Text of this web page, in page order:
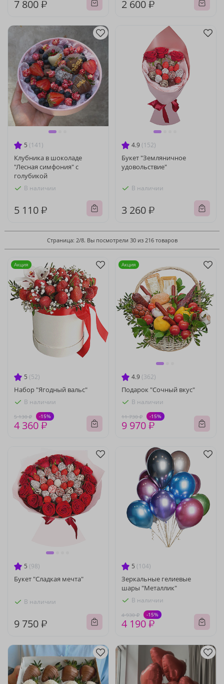
7 800 ₽ 2 600 ₽
5 (141)
Клубника в шоколаде
"Лесная симфония" с
голубикой
В наличии
5 110 ₽
4.9 (152)
Букет "Земляничное
удовольствие"
В наличии
3 260 ₽
Страница: 2/8. Вы посмотрели 30 из 216 товаров
5 (52)
Набор "Ягодный вальс"
В наличии
5 130 ₽ -15%
4 360 ₽
Акция
4.9 (362)
Подарок "Сочный вкус"
В наличии
11 730 ₽ -15%
9 970 ₽
Акция
5 (98)
Букет "Сладкая мечта"
В наличии
9 750 ₽
5 (104)
Зеркальные гелиевые
шары "Металлик"
В наличии
4 930 ₽ -15%
4 190 ₽